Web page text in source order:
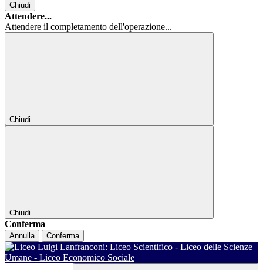
Chiudi
Attendere...
Attendere il completamento dell'operazione...
Chiudi
Chiudi
Conferma
Annulla Conferma